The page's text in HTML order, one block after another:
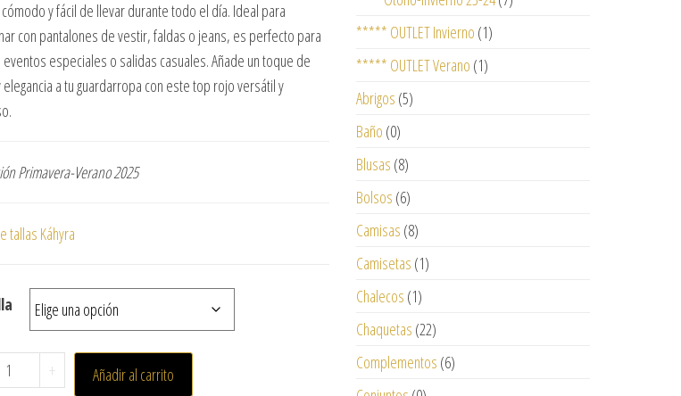
y fácil de llevar durante todo el día. Ideal para
con pantalones de vestir, faldas o jeans, es perfecto para
eventos especiales o salidas casuales. Añade un toque de
elegancia a tu guardarropa con este top rojo versátil y
Primavera-Verano 2025
tallas Káhyra
+ Añadir al carrito
***** OUTLET Invierno (1)
***** OUTLET Verano (1)
Abrigos (5)
Baño (0)
Blusas (8)
Bolsos (6)
Camisas (8)
Camisetas (1)
Chalecos (1)
Chaquetas (22)
Complementos (6)